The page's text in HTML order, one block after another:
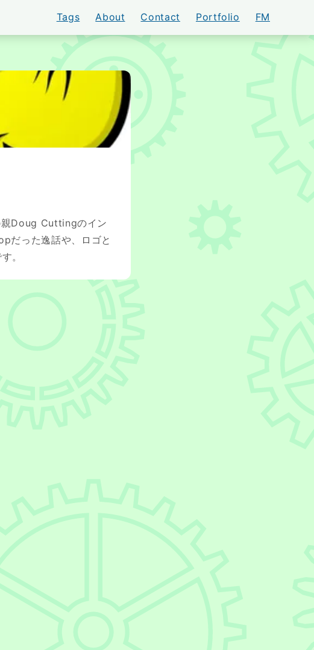
Tags About Contact Portfolio FM
親Doug Cuttingのイン
だった逸話や、ロゴと
。